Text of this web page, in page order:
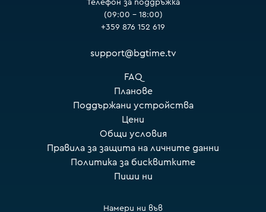
Телефон за поддръжка
(09:00 – 18:00)
+359 876 152 619
support@bgtime.tv
FAQ
Планове
Поддържани устройства
Цени
Общи условия
Правила за защита на личните данни
Политика за бисквитките
Пиши ни
Намери ни във